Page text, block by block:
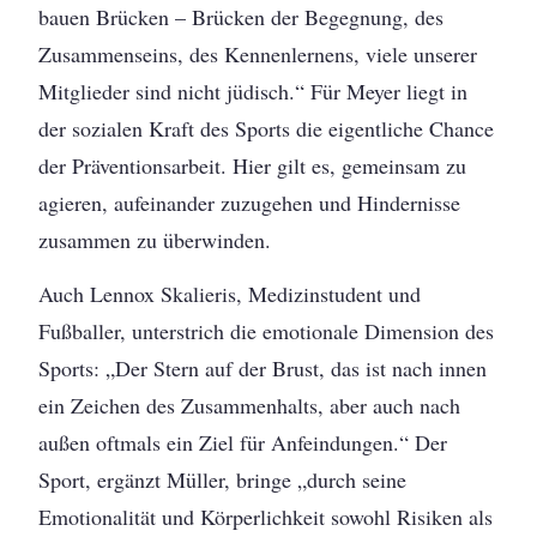
bauen Brücken – Brücken der Begegnung, des
Zusammenseins, des Kennenlernens, viele unserer
Mitglieder sind nicht jüdisch.“ Für Meyer liegt in
der sozialen Kraft des Sports die eigentliche Chance
der Präventionsarbeit. Hier gilt es, gemeinsam zu
agieren, aufeinander zuzugehen und Hindernisse
zusammen zu überwinden.
Auch Lennox Skalieris, Medizinstudent und
Fußballer, unterstrich die emotionale Dimension des
Sports: „Der Stern auf der Brust, das ist nach innen
ein Zeichen des Zusammenhalts, aber auch nach
außen oftmals ein Ziel für Anfeindungen.“ Der
Sport, ergänzt Müller, bringe „durch seine
Emotionalität und Körperlichkeit sowohl Risiken als